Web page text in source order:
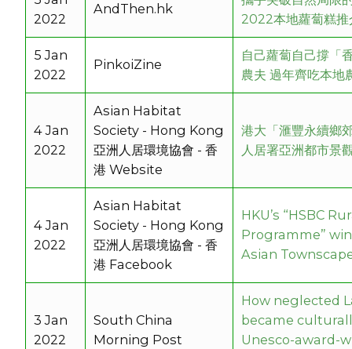
2022
AndThen.hk
2022本地蘿蔔糕推
5 Jan
2022
PinkoiZine
自己蘿蔔自己撐「
農夫 過年齊吃本地
4 Jan
2022
Asian Habitat
Society - Hong Kong
亞洲人居環境協會 - 香
港 Website
港大「滙豐永續鄉
人居署亞洲都市景
4 Jan
2022
Asian Habitat
Society - Hong Kong
亞洲人居環境協會 - 香
港 Facebook
HKU’s “HSBC
Programme”
Asian
3 Jan
2022
South China
Morning Post
How neglected
became
Unesco-award-